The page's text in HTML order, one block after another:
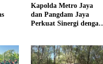
Kapolda Metro Jaya
dan Pangdam Jaya
Perkuat Sinergi dengan